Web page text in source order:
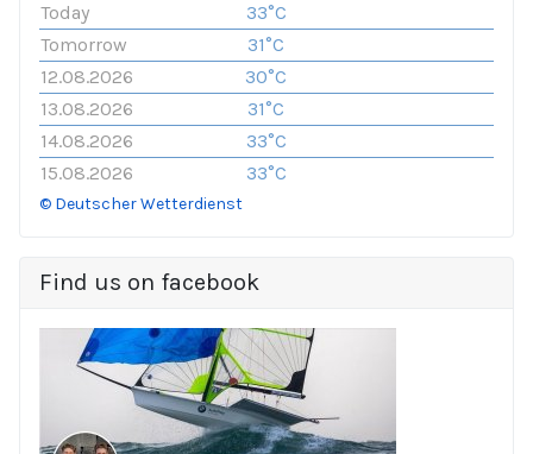
Today
33°C
Tomorrow
31°C
12.08.2026
30°C
13.08.2026
31°C
14.08.2026
33°C
15.08.2026
33°C
© Deutscher Wetterdienst
Find us on facebook